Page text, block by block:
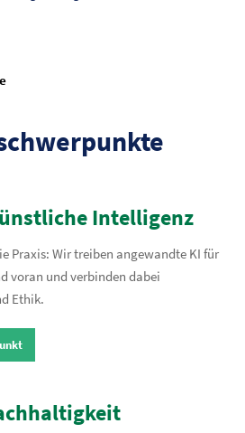
Intelligenz
Praxis: Wir treiben angewandte KI für
voran und verbinden dabei
Ethik.